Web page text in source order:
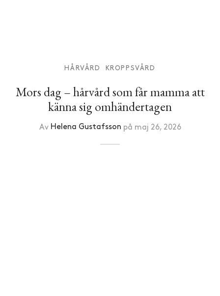
HÅRVÅRD KROPPSVÅRD
Mors dag – hårvård som får mamma att
känna sig omhändertagen
Av Helena Gustafsson på maj 26, 2026